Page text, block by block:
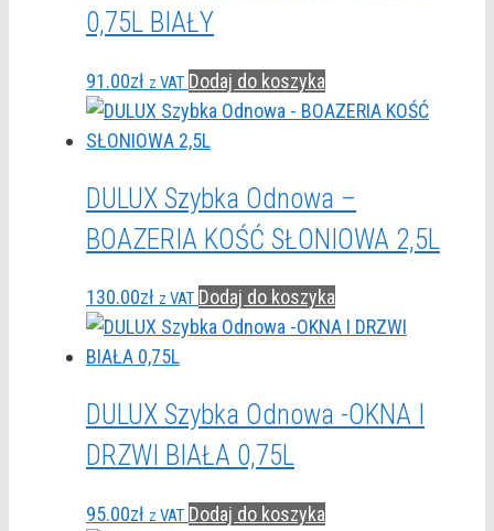
0,75L BIAŁY
91.00zł z VAT Dodaj do koszyka
DULUX Szybka Odnowa –
BOAZERIA KOŚĆ SŁONIOWA 2,5L
130.00zł z VAT Dodaj do koszyka
DULUX Szybka Odnowa -OKNA I
DRZWI BIAŁA 0,75L
95.00zł z VAT Dodaj do koszyka